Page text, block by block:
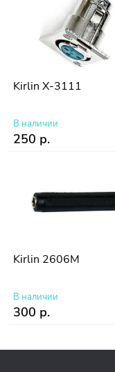
Kirlin X-3111
В наличии
250 р.
Kirlin 2606M
В наличии
300 р.